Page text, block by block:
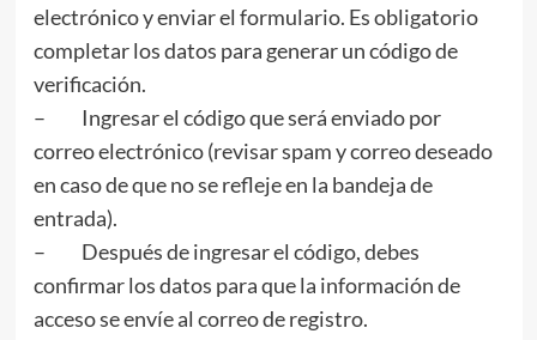
electrónico y enviar el formulario. Es obligatorio
completar los datos para generar un código de
verificación.
– Ingresar el código que será enviado por
correo electrónico (revisar spam y correo deseado
en caso de que no se refleje en la bandeja de
entrada).
– Después de ingresar el código, debes
confirmar los datos para que la información de
acceso se envíe al correo de registro.